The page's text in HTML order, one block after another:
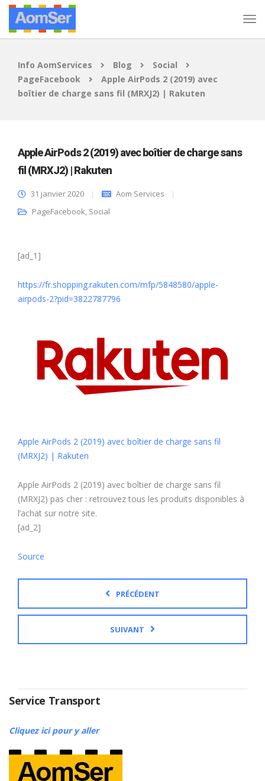
Info AomServices Blog
Social
PageFacebook
Apple AirPods 2 (2019) avec
boîtier de charge sans fil (MRXJ2) | Rakuten
Apple AirPods 2 (2019) avec boîtier de charge sans
fil (MRXJ2) | Rakuten
31 janvier 2020
Aom Services
PageFacebook, Social
[ad_1]
https://fr.shopping.rakuten.com/mfp/5848580/apple-
airpods-2?pid=3822787796
Apple AirPods 2 (2019) avec boîtier de charge sans fil
(MRXJ2) | Rakuten
Apple AirPods 2 (2019) avec boîtier de charge sans fil
(MRXJ2) pas cher : retrouvez tous les produits disponibles à
l’achat sur notre site.
[ad_2]
Source
PRÉCÉDENT
SUIVANT
Service Transport
Cliquez ici pour y aller